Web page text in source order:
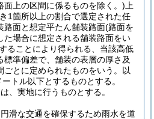
面上の区間に係るものを除く。) 上
1箇所以上の割合で選定された任
路面と想定平たん舗装路面(路面を
た場合に想定される舗装路面をい
ることにより得られる、当該高低
標準偏差で、舗装の表層の厚さ及
ごとに定められたものをいう。以
トル以下とするものとする。
、実地に行うものとする。
滑な交通を確保するため雨水を道